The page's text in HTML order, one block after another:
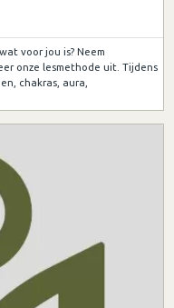
voor jou is? Neem
onze lesmethode uit. Tijdens
chakras, aura,